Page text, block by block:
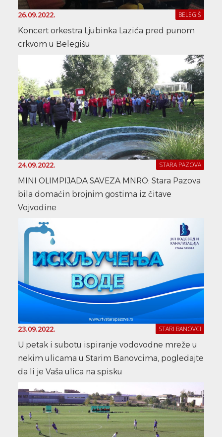
26.09.2022. BELEGIŠ
Koncert orkestra Ljubinka Lazića pred punom
crkvom u Belegišu
24.09.2022. STARA PAZOVA
MINI OLIMPIJADA SAVEZA MNRO: Stara Pazova
bila domaćin brojnim gostima iz čitave
Vojvodine
23.09.2022. STARI BANOVCI
U petak i subotu ispiranje vodovodne mreže u
nekim ulicama u Starim Banovcima, pogledajte
da li je Vaša ulica na spisku